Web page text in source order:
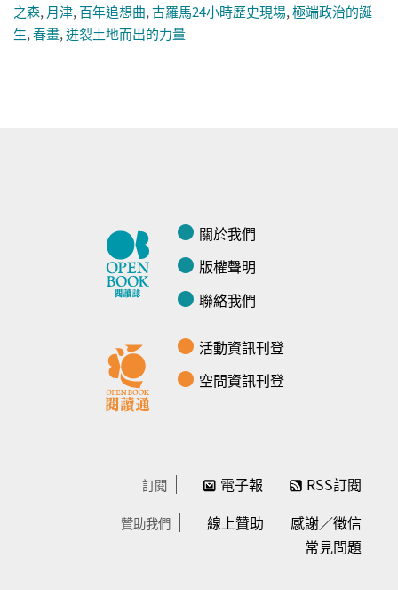
之森,月津,百年追想曲,古羅馬24小時歷史現場,極端政治的誕
生,春畫,迸裂土地而出的力量
關於我們
版權聲明
聯絡我們
活動資訊刊登
空間資訊刊登
訂閱 電子報 RSS訂閱
贊助我們 線上贊助
感謝／徵信
常見問題